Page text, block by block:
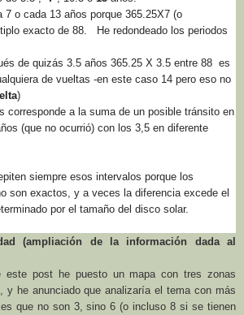
7 o cada 13 años porque 365.25X7 (o
exacto de 88. He redondeado los periodos
de quizás 3.5 años 365.25 X 3.5 entre 88 es
de vueltas -en este caso 14 pero eso no
)
corresponde a la suma de un posible tránsito en
(que no ocurrió) con los 3,5 en diferente
siempre esos intervalos porque los
son exactos, y a veces la diferencia excede el
por el tamaño del disco solar.
(ampliación de la información dada al
este post he puesto un mapa con tres zonas
y he anunciado que analizaría el tema con más
que no son 3, sino 6 (o incluso 8 si se tienen